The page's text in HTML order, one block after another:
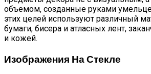
объемом, созданные руками
этих целей используют различный
бумаги, бисера и атласных лент,
и кожей.
Изображения На Стекле